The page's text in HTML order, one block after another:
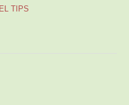
TIPS